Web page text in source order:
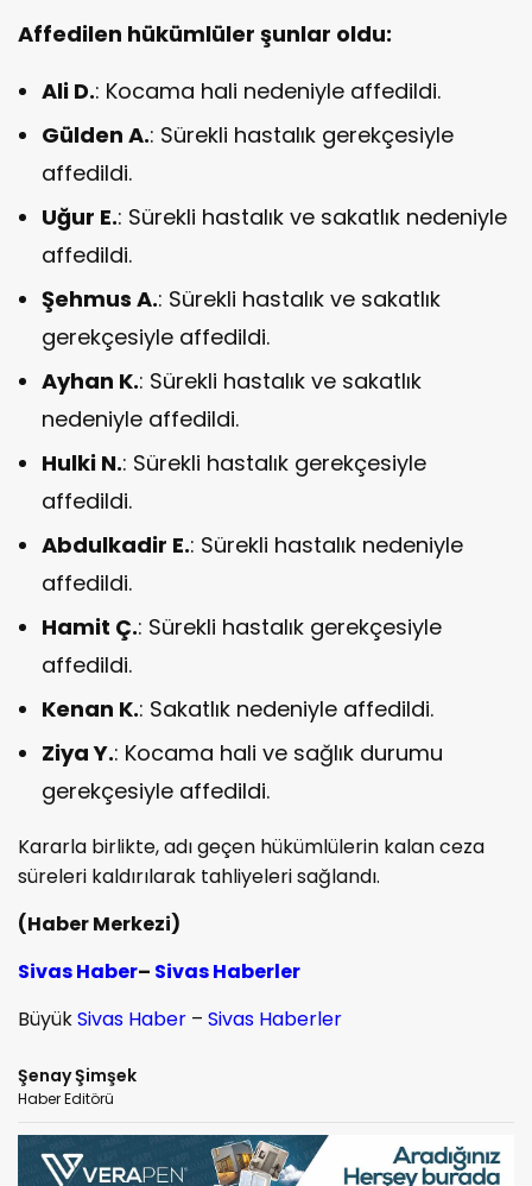
Affedilen hükümlüler şunlar oldu:
Ali D.: Kocama hali nedeniyle affedildi.
Gülden A.: Sürekli hastalık gerekçesiyle
affedildi.
Uğur E.: Sürekli hastalık ve sakatlık nedeniyle
affedildi.
Şehmus A.: Sürekli hastalık ve sakatlık
gerekçesiyle affedildi.
Ayhan K.: Sürekli hastalık ve sakatlık
nedeniyle affedildi.
Hulki N.: Sürekli hastalık gerekçesiyle
affedildi.
Abdulkadir E.: Sürekli hastalık nedeniyle
affedildi.
Hamit Ç.: Sürekli hastalık gerekçesiyle
affedildi.
Kenan K.: Sakatlık nedeniyle affedildi.
Ziya Y.: Kocama hali ve sağlık durumu
gerekçesiyle affedildi.
Kararla birlikte, adı geçen hükümlülerin kalan ceza
süreleri kaldırılarak tahliyeleri sağlandı.
(Haber Merkezi)
Sivas Haber– Sivas Haberler
BüyükSivas Haber – Sivas Haberler
Şenay Şimşek
Haber Editörü